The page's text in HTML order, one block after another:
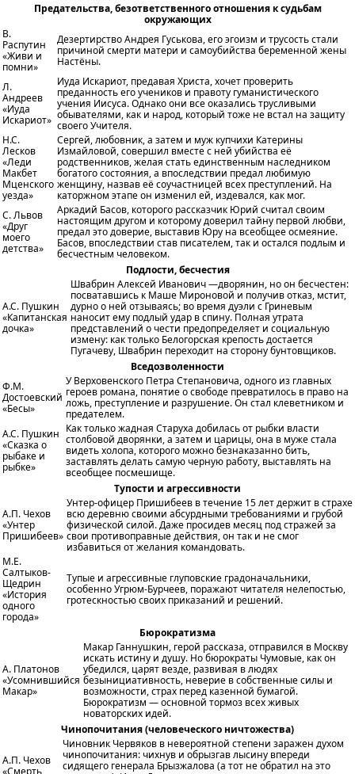
Предательства, безответственного отношения к судьбам
окружающих
В.
Распутин
«Живи и
помни»
Дезертирство Андрея Гуськова, его эгоизм и трусость стали
причиной смерти матери и самоубийства беременной жены
Настёны.
Л.
Андреев
«Иуда
Искариот»
Иуда Искариот, предавая Христа, хочет проверить
преданность его учеников и правоту гуманистического
учения Иисуса. Однако они все оказались трусливыми
обывателями, как и народ, который тоже не встал на защиту
своего Учителя.
Н.С.
Лесков
«Леди
Макбет
Мценского
уезда»
Сергей, любовник, а затем и муж купчихи Катерины
Измайловой, совершил вместе с ней убийства её
родственников, желая стать единственным наследником
богатого состояния, а впоследствии предал любимую
женщину, назвав её соучастницей всех преступлений. На
каторжном этапе он изменил ей, издевался, как мог.
С. Львов
«Друг
моего
детства»
Аркадий Басов, которого рассказчик Юрий считал своим
настоящим другом и которому доверил тайну первой любви,
предал это доверие, выставив Юру на всеобщее осмеяние.
Басов, впоследствии став писателем, так и остался подлым и
бесчестным человеком.
Подлости, бесчестия
А.С. Пушкин
«Капитанская
дочка»
Швабрин Алексей Иванович —дворянин, но он бесчестен:
посватавшись к Маше Мироновой и получив отказ, мстит,
дурно о ней отзываясь; во время дуэли с Гриневым
наносит ему подлый удар в спину. Полная утрата
представлений о чести предопределяет и социальную
измену: как только Белогорская крепость достается
Пугачеву, Швабрин переходит на сторону бунтовщиков.
Вседозволенности
Ф.М.
Достоевский
«Бесы»
У Верховенского Петра Степановича, одного из главных
героев романа, понятие о свободе превратилось в право на
ложь, преступление и разрушение. Он стал клеветником и
предателем.
А.С. Пушкин
«Сказка о
рыбаке и
рыбке»
Как только жадная Старуха добилась от рыбки власти
столбовой дворянки, а затем и царицы, она в муже стала
видеть холопа, которого можно безнаказанно бить,
заставлять делать самую черную работу, выставлять на
всеобщее посмешище.
Тупости и агрессивности
А.П. Чехов
«Унтер
Пришибеев»
Унтер-офицер Пришибеев в течение 15 лет держит в страхе
всю деревню своими абсурдными требованиями и грубой
физической силой. Даже просидев месяц под стражей за
свои противоправные действия, он так и не смог
избавиться от желания командовать.
М.Е.
Салтыков-
Щедрин
«История
одного
города»
Тупые и агрессивные глуповские градоначальники,
особенно Угрюм-Бурчеев, поражают читателя нелепостью,
гротескностью своих приказаний и решений.
Бюрократизма
А. Платонов
«Усомнившийся
Макар»
Макар Ганнушкин, герой рассказа, отправился в Москву
искать истину и душу. Но бюрократы Чумовые, как он
убедился, царят везде, развивая в людях
безынициативность, неверие в собственные силы и
возможности, страх перед казенной бумагой.
Бюрократизм — основной тормоз всех живых
новаторских идей.
Чинопочитания (человеческого ничтожества)
А.П. Чехов
«Смерть
Чиновник Червяков в невероятной степени заражен духом
чинопочитания: чихнув и обрызгав лысину впереди
сидящего генерала Брызжалова (а тот не обратил на это